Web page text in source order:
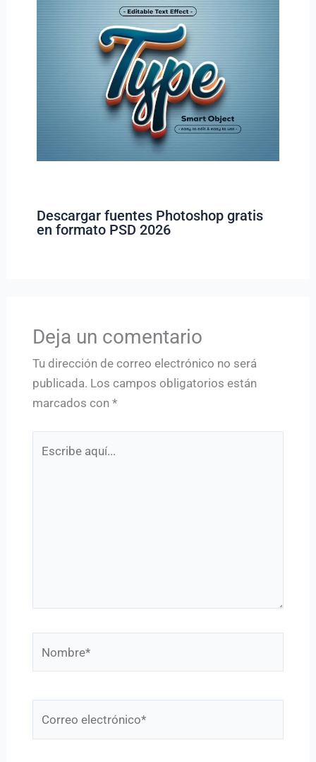
Descargar fuentes Photoshop gratis
en formato PSD 2026
Deja un comentario
Tu dirección de correo electrónico no será
publicada. Los campos obligatorios están
marcados con *
aquí...